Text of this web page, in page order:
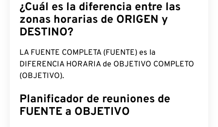
¿Cuál es la diferencia entre las
zonas horarias de ORIGEN y
DESTINO?
LA FUENTE COMPLETA (FUENTE) es la
DIFERENCIA HORARIA de OBJETIVO COMPLETO
(OBJETIVO).
Planificador de reuniones de
FUENTE a OBJETIVO